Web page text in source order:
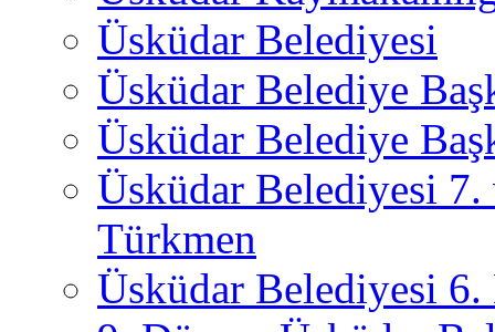
Üsküdar Belediyesi
Üsküdar Belediye
Üsküdar Belediye
Üsküdar Belediyesi
Türkmen
Üsküdar Belediyesi 6.